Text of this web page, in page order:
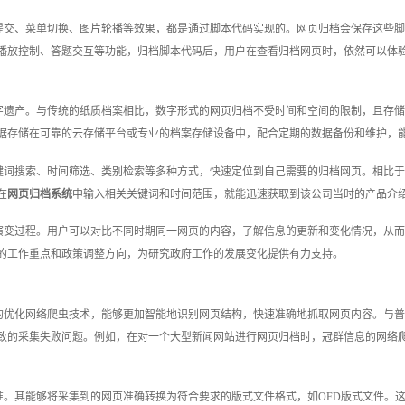
、菜单切换、图片轮播等效果，都是通过脚本代码实现的。网页归档会保存这些
控制、答题交互等功能，归档脚本代码后，用户在查看归档网页时，依然可以
产。与传统的纸质档案相比，数字形式的网页归档不受时间和空间的限制，且存
储在可靠的云存储平台或专业的档案存储设备中，配合定期的数据备份和维护，
搜索、时间筛选、类别检索等多种方式，快速定位到自己需要的归档网页。相比
网页归档系统中输入相关关键词和时间范围，就能迅速获取到该公司当时的产品介
过程。用户可以对比不同时期同一网页的内容，了解信息的更新和变化情况，从
作重点和政策调整方向，为研究政府工作的发展变化提供有力支持。
化网络爬虫技术，能够更加智能地识别网页结构，快速准确地抓取网页内容。与
采集失败问题。例如，在对一个大型新闻网站进行网页归档时，冠群信息的网
其能够将采集到的网页准确转换为符合要求的版式文件格式，如OFD版式文件